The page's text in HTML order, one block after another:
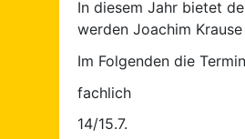
In diesem Jahr bietet
werden Joachim
Im Folgenden die
14/